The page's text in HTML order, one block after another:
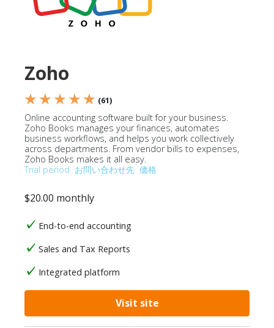
Zoho
★ ★ ★ ★ ★ (61)
Online accounting software built for your business.
Zoho Books manages your finances, automates
business workflows, and helps you work collectively
across departments. From vendor bills to expenses,
Zoho Books makes it all easy.
Trial period お問い合わせ先 価格
$20.00 monthly
End-to-end accounting
Sales and Tax Reports
Integrated platform
Visit site